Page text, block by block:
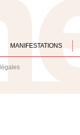
MANIFESTATIONS